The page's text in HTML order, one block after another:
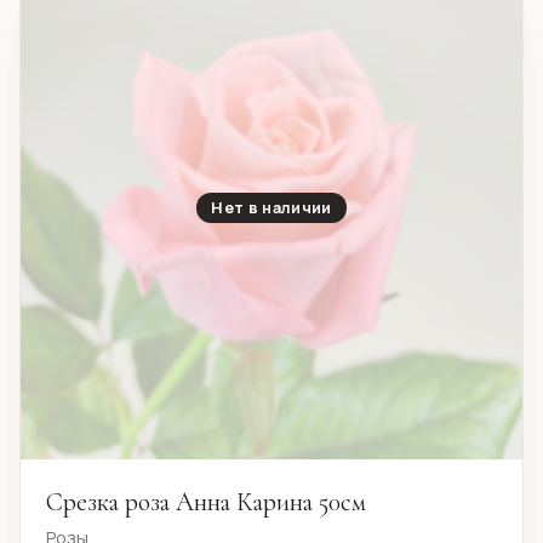
Нет в наличии
Срезка роза Анна Карина 50см
Розы